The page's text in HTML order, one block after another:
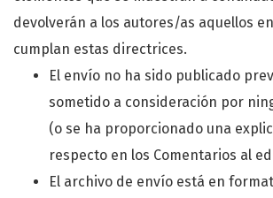
devolverán a los autores/as aquellos
cumplan estas directrices.
El envío no ha sido publicado
sometido a consideración por
(o se ha proporcionado una
respecto en los Comentarios al
El archivo de envío está en